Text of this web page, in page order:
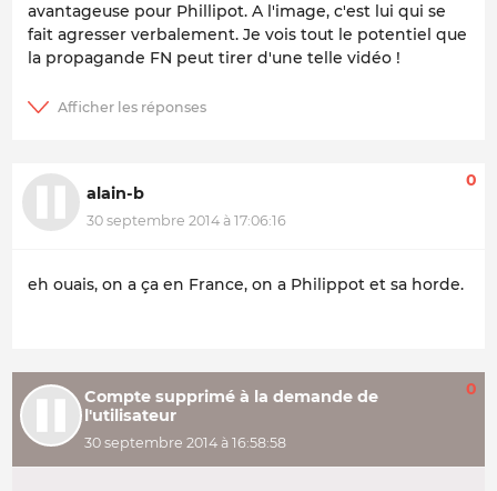
avantageuse pour Phillipot. A l'image, c'est lui qui se
fait agresser verbalement. Je vois tout le potentiel que
la propagande FN peut tirer d'une telle vidéo !
alain-b
30 septembre 2014 à 17:06:16
0
eh ouais, on a ça en France, on a Philippot et sa horde.
Compte supprimé à la demande de
l'utilisateur
30 septembre 2014 à 16:58:58
0